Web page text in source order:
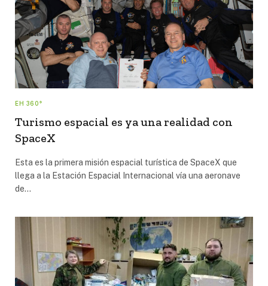
EH 360°
Turismo espacial es ya una realidad con
SpaceX
Esta es la primera misión espacial turística de SpaceX que
llega a la Estación Espacial Internacional vía una aeronave
de…